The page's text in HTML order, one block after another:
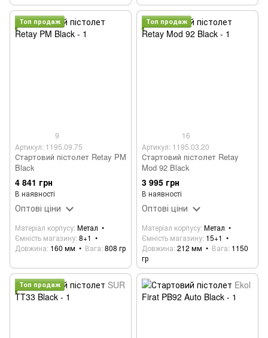
Топ продаж
9
Артикул: 1195.09.75
Стартовий пістолет Retay PM
Black
4 841 грн
В наявності
Оптові ціни
Матеріал корпусу Метал
Ємність магазину 8+1
Довжина 160 мм Вага 808 гр
Топ продаж
16
Артикул: 1195.03.20
Стартовий пістолет Retay
Mod 92 Black
3 995 грн
В наявності
Оптові ціни
Матеріал корпусу Метал
Ємність магазину 15+1
Довжина 212 мм Вага 1150
гр
Топ продаж